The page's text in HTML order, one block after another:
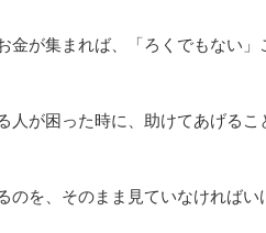
金が集まれば、「ろくでもない」
が困った時に、助けてあげるこ
のを、そのまま見ていなければい